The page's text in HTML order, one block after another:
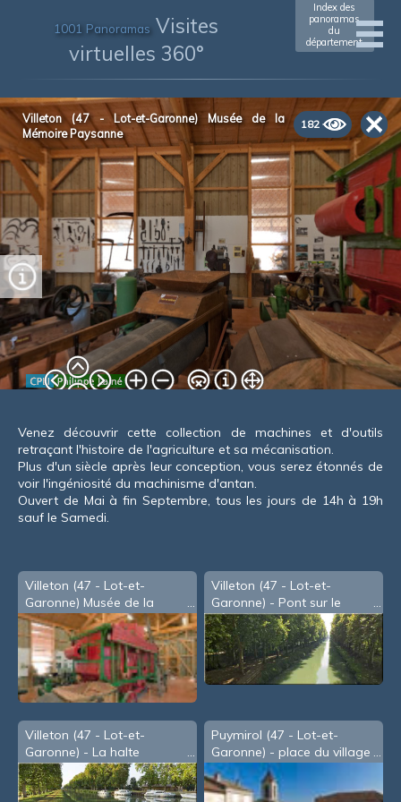
1001 Panoramas Visites
virtuelles 360°
Index des
panoramas
du
département
xxxxxxxxxxxx
182
Villeton (47 - Lot-et-Garonne) Musée de la
Mémoire Paysanne
Venez découvrir cette collection de machines et d'outils
retraçant l'histoire de l'agriculture et sa mécanisation.
Plus d'un siècle après leur conception, vous serez étonnés de
voir l'ingéniosité du machinisme d'antan.
Ouvert de Mai à fin Septembre, tous les jours de 14h à 19h
sauf le Samedi.
Villeton (47 - Lot-et-
Garonne) Musée de la
Mémoire Paysanne
Villeton (47 - Lot-et-
Garonne) - Pont sur le
canal latéral à la Garonne
Villeton (47 - Lot-et-
Garonne) - La halte
nautique
Puymirol (47 - Lot-et-
Garonne) - place du village